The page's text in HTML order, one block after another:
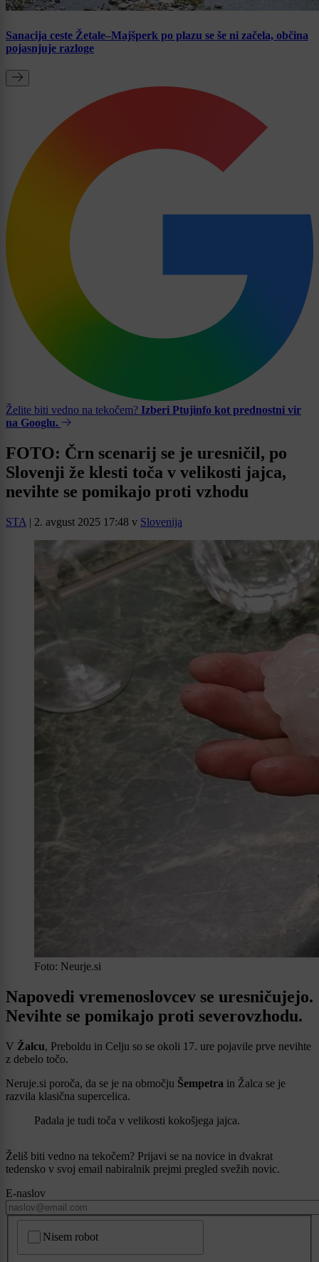
Sanacija ceste Žetale–Majšperk po plazu se še ni začela, občina
pojasnjuje razloge
Želite biti vedno na tekočem? Izberi Ptujinfo kot prednostni vir
na Googlu.
FOTO: Črn scenarij se je uresničil, po
Slovenji že klesti toča v velikosti jajca,
nevihte se pomikajo proti vzhodu
STA | 2. avgust 2025 17:48 v Slovenija
Foto: Neurje.si
Napovedi vremenoslovcev se uresničujejo.
Nevihte se pomikajo proti severovzhodu.
V Žalcu, Preboldu in Celju so se okoli 17. ure pojavile prve nevihte
z debelo točo.
Neruje.si poroča, da se je na območju Šempetra in Žalca se je
razvila klasična supercelica.
Padala je tudi toča v velikosti kokošjega jajca.
Želiš biti vedno na tekočem? Prijavi se na novice in dvakrat
tedensko v svoj email nabiralnik prejmi pregled svežih novic.
E-naslov
Nisem robot